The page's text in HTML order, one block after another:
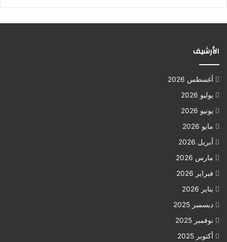
الأرشيف
أغسطس 2026
يوليو 2026
يونيو 2026
مايو 2026
أبريل 2026
مارس 2026
فبراير 2026
يناير 2026
ديسمبر 2025
نوفمبر 2025
أكتوبر 2025